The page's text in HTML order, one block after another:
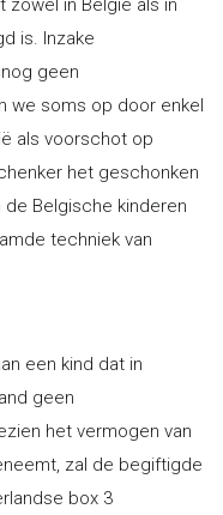
zowel in België als in
is. Inzake
geen
we soms op door enkel
als voorschot op
het geschonken
Belgische kinderen
techniek van
een kind dat in
geen
het vermogen van
zal de begiftigde
box 3